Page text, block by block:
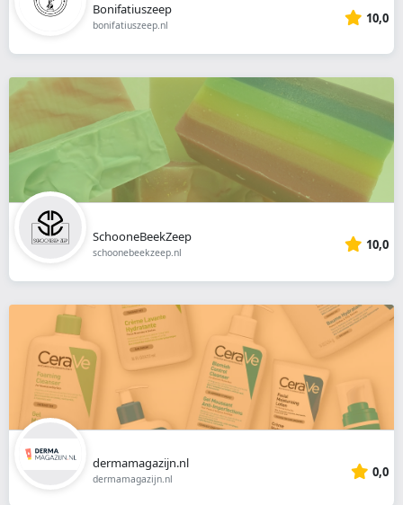
Bonifatiuszeep
bonifatiuszeep.nl 10,0
SchooneBeekZeep
schoonebeekzeep.nl 10,0
dermamagazijn.nl
dermamagazijn.nl 0,0